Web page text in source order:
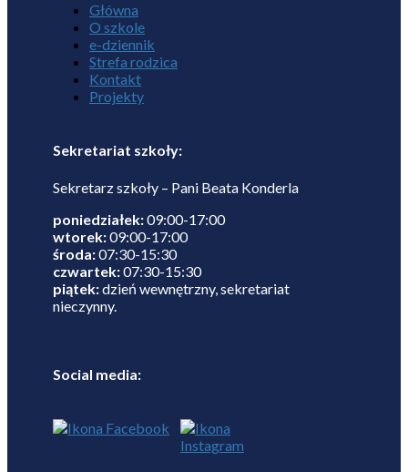
Główna
O szkole
e-dziennik
Strefa rodzica
Kontakt
Projekty
Sekretariat szkoły:
Sekretarz szkoły – Pani Beata Konderla
poniedziałek:09:00-17:00
wtorek:09:00-17:00
środa:07:30-15:30
czwartek:07:30-15:30
piątek:dzień wewnętrzny, sekretariat
nieczynny.
Social media: